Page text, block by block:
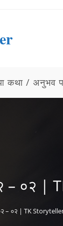
कथा / अनुभव
०२ – ०२
०२ – ०२ | TK